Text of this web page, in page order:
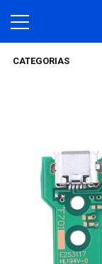
CATEGORIAS